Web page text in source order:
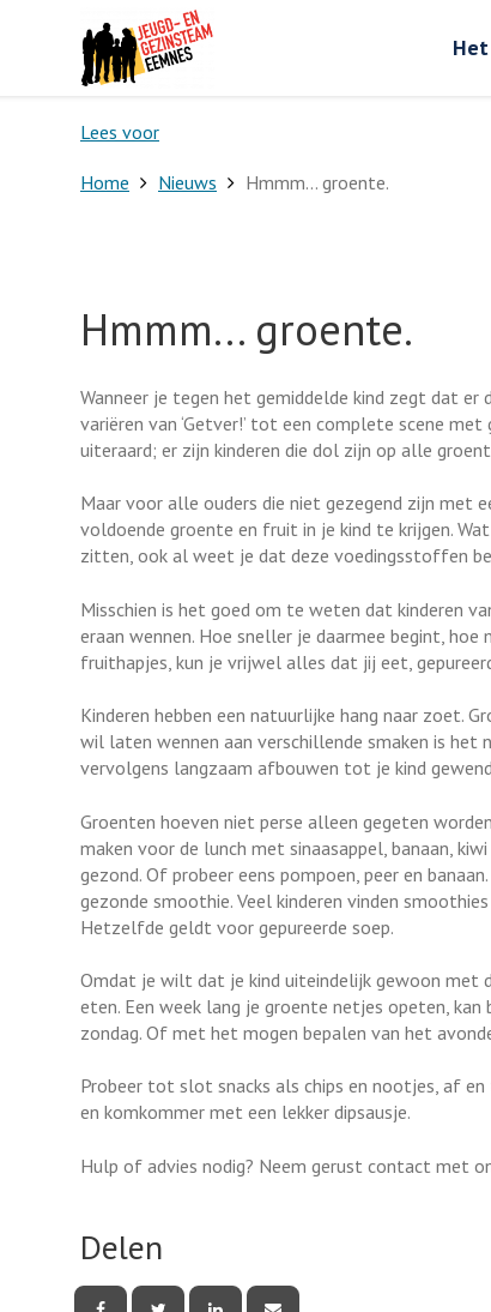
Het
Lees voor
Home Nieuws Hmmm... groente.
Hmmm... groente.
Wanneer je tegen het gemiddelde kind zegt dat
variëren van ‘Getver!’ tot een complete scene
uiteraard; er zijn kinderen die dol zijn op alle
Maar voor alle ouders die niet gezegend zijn met
voldoende groente en fruit in je kind te krijgen.
zitten, ook al weet je dat deze voedingsstoffen
Misschien is het goed om te weten dat kinderen
eraan wennen. Hoe sneller je daarmee begint,
fruithapjes, kun je vrijwel alles dat jij eet,
Kinderen hebben een natuurlijke hang naar zoet.
wil laten wennen aan verschillende smaken is het
vervolgens langzaam afbouwen tot je kind
Groenten hoeven niet perse alleen gegeten
maken voor de lunch met sinaasappel, banaan,
gezond. Of probeer eens pompoen, peer en
gezonde smoothie. Veel kinderen vinden
Hetzelfde geldt voor gepureerde soep.
Omdat je wilt dat je kind uiteindelijk gewoon met
eten. Een week lang je groente netjes opeten,
zondag. Of met het mogen bepalen van het
Probeer tot slot snacks als chips en nootjes, af
en komkommer met een lekker dipsausje.
Hulp of advies nodig? Neem gerust contact met
Delen